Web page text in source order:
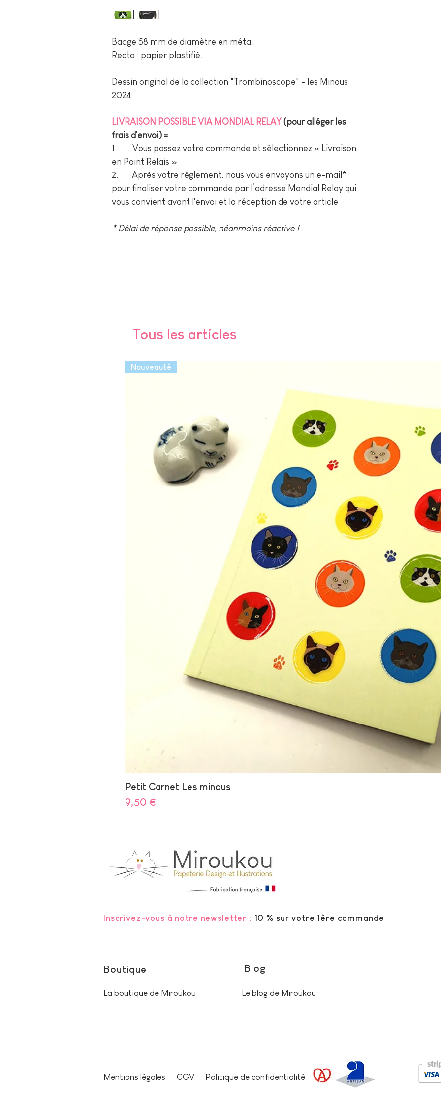
Badge 58 mm de diamètre en métal.
Recto : papier plastifié.
Dessin original de la collection "Trombinoscope" - les Minous
2024
LIVRAISON POSSIBLE VIA MONDIAL RELAY (pour alléger les
frais d'envoi) =
1. Vous passez votre commande et sélectionnez « Livraison
en Point Relais »
2. Après votre règlement, nous vous envoyons un e-mail*
pour finaliser votre commande par l’adresse Mondial Relay qui
vous convient avant l'envoi et la réception de votre article
* Délai de réponse possible, néanmoins réactive !
Tous les articles
Nouveauté
Petit Carnet Les minous
Prix
9,50 €
Inscrivez-vous à notre newsletter : 10 % sur votre 1ère commande
Boutique
La boutique de Miroukou
Blog
Le blog de Miroukou
Mentions légales CGV Politique de confidentialité